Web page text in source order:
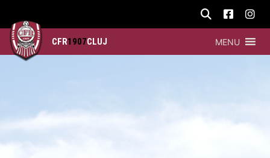
CFR1907CLUJ MENU